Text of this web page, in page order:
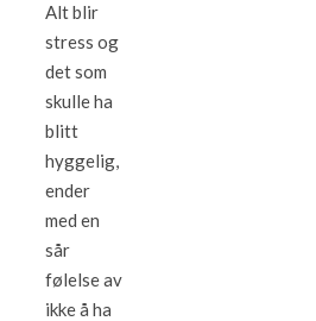
Alt blir
stress og
det som
skulle ha
blitt
hyggelig,
ender
med en
sår
følelse av
ikke å ha